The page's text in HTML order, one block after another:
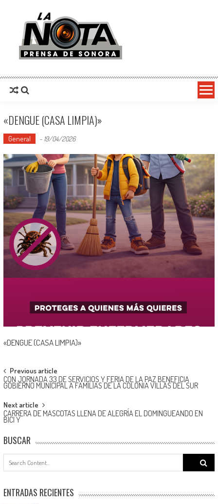
La Nota Prensa De Sonora
«DENGUE (CASA LIMPIA)»
General - 19/04/2026
«DENGUE (CASA LIMPIA)»
Post
navigation
Previous article
CON JORNADA 33 DE SERVICIOS Y FERIA DE LA PAZ BENEFICIA
GOBIERNO MUNICIPAL A FAMILIAS DE LA COLONIA VILLAS DEL SUR
Next article
CARRERA DE MASCOTAS LLENA DE ALEGRÍA EL DOMINGUEANDO EN
BICI Y
BUSCAR
Search
for:
ENTRADAS RECIENTES